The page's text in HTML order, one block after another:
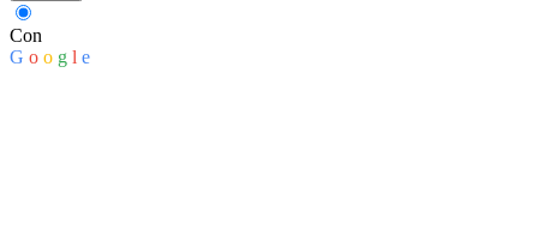
Con
G o o g l e